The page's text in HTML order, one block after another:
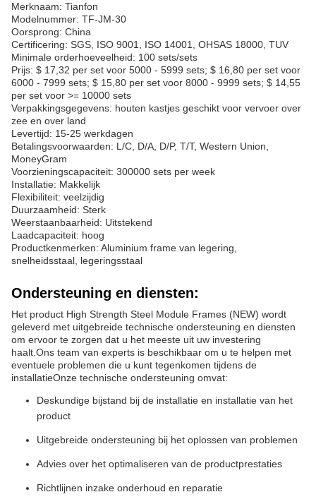
Merknaam: Tianfon
Modelnummer: TF-JM-30
Oorsprong: China
Certificering: SGS, ISO 9001, ISO 14001, OHSAS 18000, TUV
Minimale orderhoeveelheid: 100 sets/sets
Prijs: $ 17,32 per set voor 5000 - 5999 sets; $ 16,80 per set voor
6000 - 7999 sets; $ 15,80 per set voor 8000 - 9999 sets; $ 14,55
per set voor >= 10000 sets
Verpakkingsgegevens: houten kastjes geschikt voor vervoer over
zee en over land
Levertijd: 15-25 werkdagen
Betalingsvoorwaarden: L/C, D/A, D/P, T/T, Western Union,
MoneyGram
Voorzieningscapaciteit: 300000 sets per week
Installatie: Makkelijk
Flexibiliteit: veelzijdig
Duurzaamheid: Sterk
Weerstaanbaarheid: Uitstekend
Laadcapaciteit: hoog
Productkenmerken: Aluminium frame van legering,
snelheidsstaal, legeringsstaal
Ondersteuning en diensten:
Het product High Strength Steel Module Frames (NEW) wordt
geleverd met uitgebreide technische ondersteuning en diensten
om ervoor te zorgen dat u het meeste uit uw investering
haalt.Ons team van experts is beschikbaar om u te helpen met
eventuele problemen die u kunt tegenkomen tijdens de
installatieOnze technische ondersteuning omvat:
Deskundige bijstand bij de installatie en installatie van het
product
Uitgebreide ondersteuning bij het oplossen van problemen
Advies over het optimaliseren van de productprestaties
Richtlijnen inzake onderhoud en reparatie